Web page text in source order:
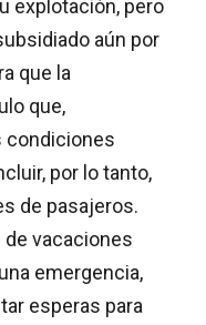
explotación, pero
aún por
que la
que,
condiciones
por lo tanto,
de pasajeros.
vacaciones
emergencia,
esperas para